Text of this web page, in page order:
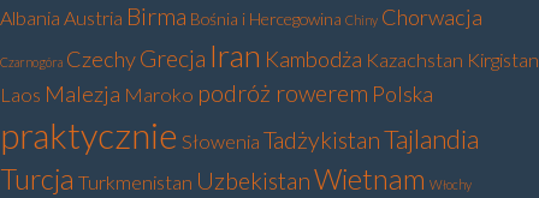
Albania Austria Birma Bośnia i Hercegowina Chiny Chorwacja
Czarnogóra CzechyGrecja Iran Kambodża Kazachstan Kirgistan
Laos Malezja Maroko podróż rowerem Polska
praktycznie Słowenia TadżykistanTajlandia
Turcja Turkmenistan UzbekistanWietnam Włochy